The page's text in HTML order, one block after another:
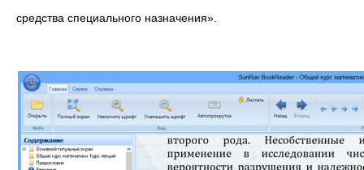
средства специального назначения».